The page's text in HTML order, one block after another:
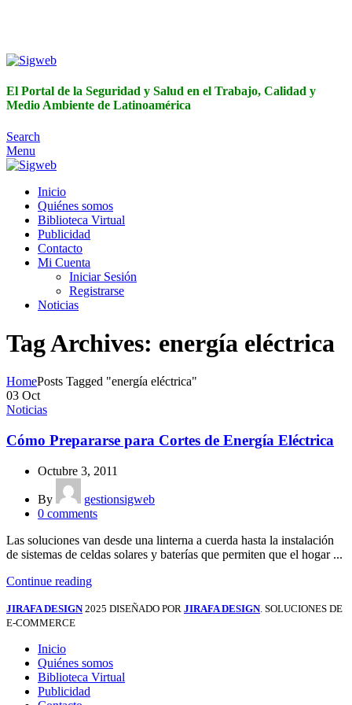
El Portal de la Seguridad y Salud en el Trabajo, Calidad y
Medio Ambiente de Latinoamérica
Search
Menu
Inicio
Quiénes somos
Biblioteca Virtual
Publicidad
Contacto
Mi Cuenta
Iniciar Sesión
Registrarse
Noticias
Tag Archives: energía eléctrica
HomePosts Tagged "energía eléctrica"
03 Oct
Noticias
Cómo Prepararse para Cortes de Energía Eléctrica
Octubre 3, 2011
By
gestionsigweb
0 comments
Las soluciones van desde una linterna a cuerda hasta la instalación
de sistemas de celdas solares y baterías que permiten que el hogar ...
Continue reading
JIRAFA DESIGN 2025 DISEÑADO POR JIRAFA DESIGN. SOLUCIONES DE
E-COMMERCE
Inicio
Quiénes somos
Biblioteca Virtual
Publicidad